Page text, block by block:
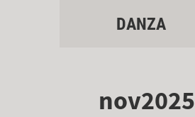
DANZA
nov2025